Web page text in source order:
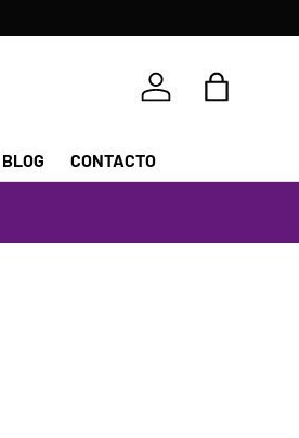
Iniciar sesión
Bolsa
BLOG CONTACTO